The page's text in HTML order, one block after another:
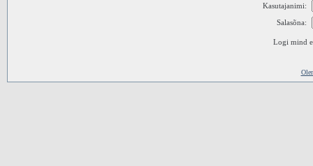
Kasutajanimi:
Salasõna:
Logi mind